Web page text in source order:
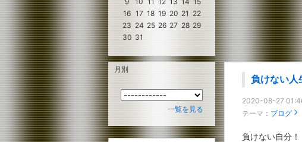
負けない人
2020-08-27
テーマ： ブログ
負けない自分！
16 17 18 19 20 21 22
23 24 25 26 27 28 29
30 31
月別
一覧を見る